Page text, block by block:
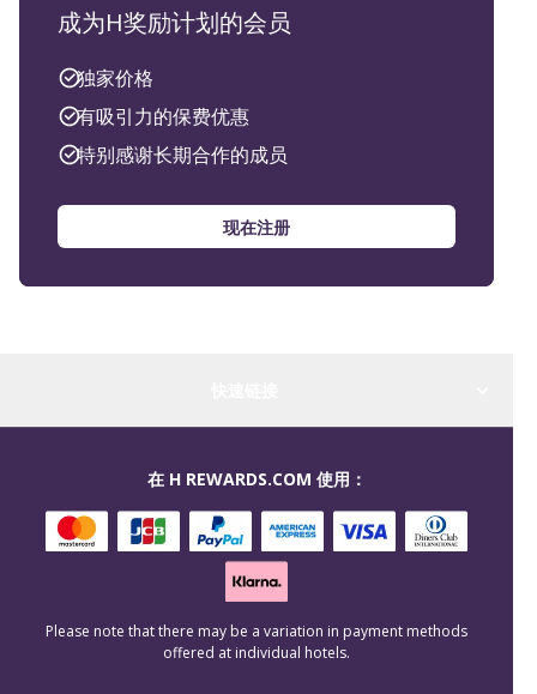
成为H奖励计划的会员
独家价格
有吸引力的保费优惠
特别感谢长期合作的成员
现在注册
在 H REWARDS.COM 使用：
Please note that there may be a variation in payment methods
offered at individual hotels.